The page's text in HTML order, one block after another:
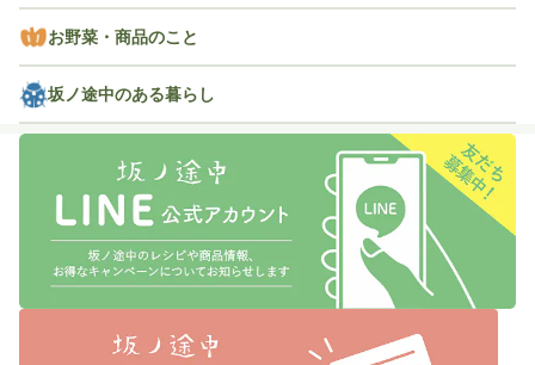
お野菜・商品のこと
坂ノ途中のある暮らし